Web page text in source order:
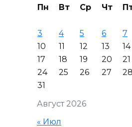
Август 2026
Пн Вт Ср Чт
3
4 5 6 7
10
11 12 13 14
17
18 19 20 21
24
25 26 27 28
31
« Июл